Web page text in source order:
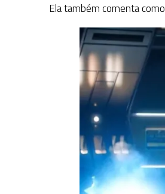
Ela também comenta